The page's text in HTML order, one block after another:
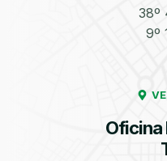
38º
9º
Oficina